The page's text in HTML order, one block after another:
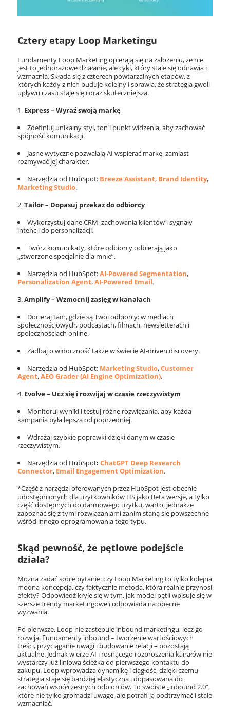
Cztery etapy Loop Marketingu
Fundamenty Loop Marketing opierają się na założeniu, że nie
jest to jednorazowe działanie, ale cykl, który stale się odnawia i
wzmacnia. Składa się z czterech powtarzalnych etapów, z
których każdy z nich buduje kolejny i sprawia, że strategia gwoli
upływu czasu staje się coraz skuteczniejsza.
Express – Wyraź swoją markę
Zdefiniuj unikalny styl, ton i punkt widzenia, aby zachować
spójność komunikacji.
Jasne wytyczne pozwalają AI wspierać markę, zamiast
rozmywać jej charakter.
Narzędzia od HubSpot: Breeze Assistant, Brand Identity,
Marketing Studio.
Tailor – Dopasuj przekaz do odbiorcy
Wykorzystuj dane CRM, zachowania klientów i sygnały
intencji do personalizacji.
Twórz komunikaty, które odbiorcy odbierają jako
„stworzone specjalnie dla mnie”.
Narzędzia od HubSpot:AI-Powered Segmentation,
Personalization Agent,AI-Powered Email.
Amplify – Wzmocnij zasięg w kanałach
Docieraj tam, gdzie są Twoi odbiorcy: w mediach
społecznościowych, podcastach, filmach, newsletterach i
społecznościach online.
Zadbaj o widoczność także w świecie AI-driven discovery.
Narzędzia od HubSpot: Marketing Studio,Customer
Agent,AEO Grader (AI Engine Optimization).
Evolve – Ucz się i rozwijaj w czasie rzeczywistym
Monitoruj wyniki i testuj różne rozwiązania, aby każda
kampania była lepsza od poprzedniej.
Wdrażaj szybkie poprawki dzięki danym w czasie
rzeczywistym.
Narzędzia od HubSpot: ChatGPT Deep Research
Connector, Email Engagement Optimization.
*Część z narzędzi oferowanych przez HubSpot jest obecnie
udostępnionych dla użytkowników HS jako Beta wersje, a tylko
część dostępnych do darmowego użytku, warto, jednakże
zapoznać się z tymi rozwiązaniami zanim staną się powszechne
wśród innego oprogramowania tego typu.
Skąd pewność, że pętlowe podejście
działa?
Można zadać sobie pytanie: czy Loop Marketing to tylko kolejna
modna koncepcja, czy faktycznie metoda, która realnie przynosi
efekty? Odpowiedź kryje się w tym, jak model pętli wpisuje się w
szersze trendy marketingowe i odpowiada na obecne
wyzwania.
Po pierwsze, Loop nie zastępuje inbound marketingu, lecz go
rozwija. Fundamenty inbound – tworzenie wartościowych
treści, przyciąganie uwagi i budowanie relacji – pozostają
aktualne. Jednak w erze AI i rosnącego rozproszenia kanałów nie
wystarczy już liniowa ścieżka od pierwszego kontaktu do
zakupu. Loop wprowadza dynamikę i ciągłość, dzięki czemu
strategia staje się bardziej elastyczna i dopasowana do
zachowań współczesnych odbiorców. To swoiste „inbound 2.0”,
które nie tylko gromadzi uwagę, ale potrafi ją podtrzymać i stale
wzmacniać.